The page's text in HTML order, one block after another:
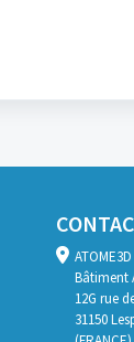
ATOME3D
Bâtiment
12G rue
31150